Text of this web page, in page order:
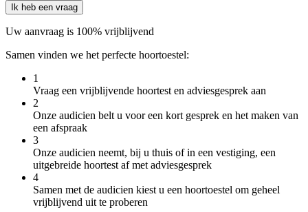
Ik heb een vraag
Uw aanvraag is 100% vrijblijvend
Samen vinden we het perfecte hoortoestel:
1
Vraag een vrijblijvende hoortest en adviesgesprek aan
2
Onze audicien belt u voor een kort gesprek en het maken van
een afspraak
3
Onze audicien neemt, bij u thuis of in een vestiging, een
uitgebreide hoortest af met adviesgesprek
4
Samen met de audicien kiest u een hoortoestel om geheel
vrijblijvend uit te proberen